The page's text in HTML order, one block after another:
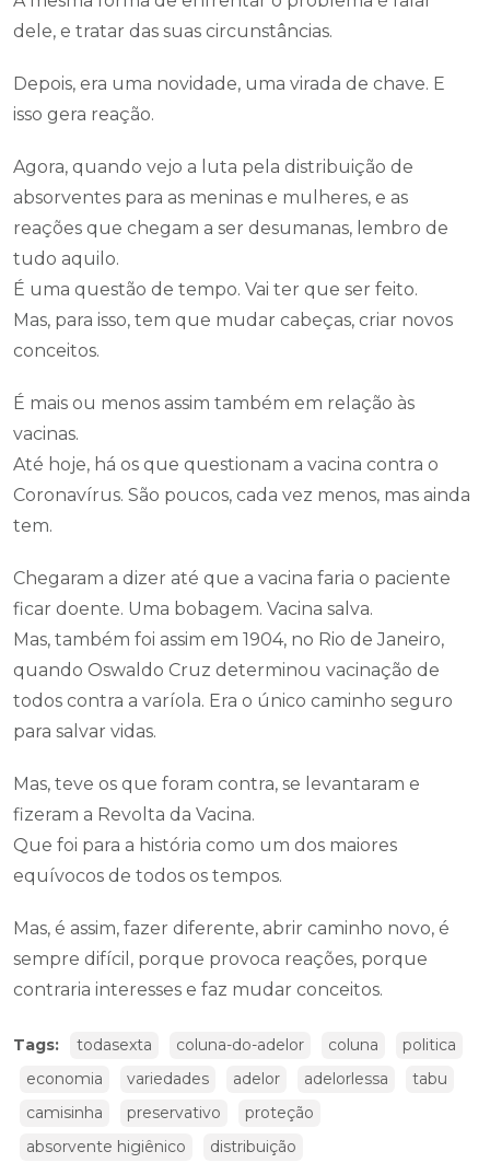
dele, e tratar das suas circunstâncias.
Depois, era uma novidade, uma virada de chave. E
isso gera reação.
Agora, quando vejo a luta pela distribuição de
absorventes para as meninas e mulheres, e as
reações que chegam a ser desumanas, lembro de
tudo aquilo.
É uma questão de tempo. Vai ter que ser feito.
Mas, para isso, tem que mudar cabeças, criar novos
conceitos.
É mais ou menos assim também em relação às
vacinas.
Até hoje, há os que questionam a vacina contra o
Coronavírus. São poucos, cada vez menos, mas ainda
tem.
Chegaram a dizer até que a vacina faria o paciente
ficar doente. Uma bobagem. Vacina salva.
Mas, também foi assim em 1904, no Rio de Janeiro,
quando Oswaldo Cruz determinou vacinação de
todos contra a varíola. Era o único caminho seguro
para salvar vidas.
Mas, teve os que foram contra, se levantaram e
fizeram a Revolta da Vacina.
Que foi para a história como um dos maiores
equívocos de todos os tempos.
Mas, é assim, fazer diferente, abrir caminho novo, é
sempre difícil, porque provoca reações, porque
contraria interesses e faz mudar conceitos.
Tags: todasexta coluna-do-adelor coluna
politica
economia
variedades adelor adelorlessa
tabu
camisinha
preservativo
proteção
absorvente higiênico
distribuição